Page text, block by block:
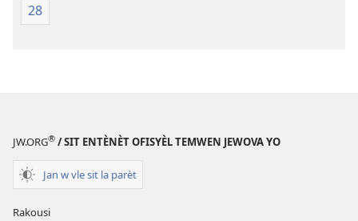
28
JW.ORG® / SIT ENTÈNÈT OFISYÈL TEMWEN JEWOVA YO
Jan w vle sit la parèt
Rakousi